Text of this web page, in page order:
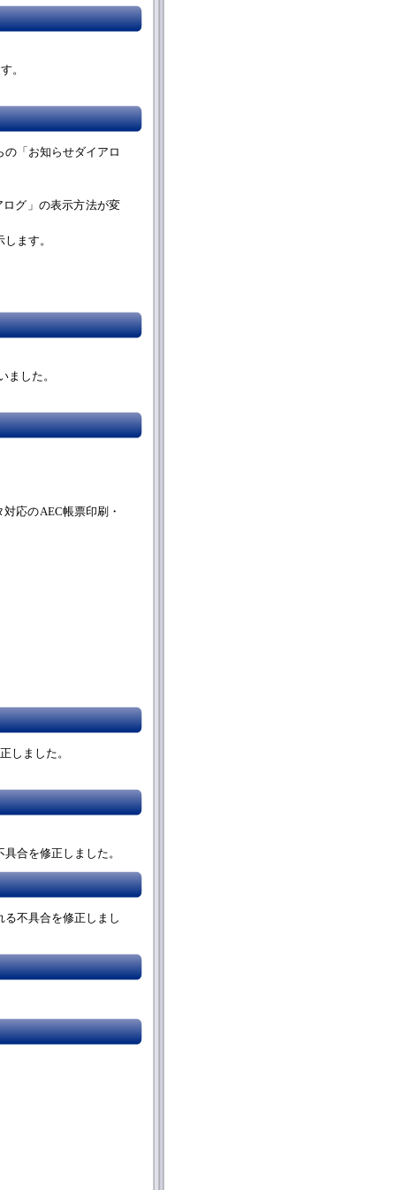
。
「お知らせダイアロ
グ」の表示方法が変
ます。
ました。
応のAEC帳票印刷・
しました。
合を修正しました。
不具合を修正しまし